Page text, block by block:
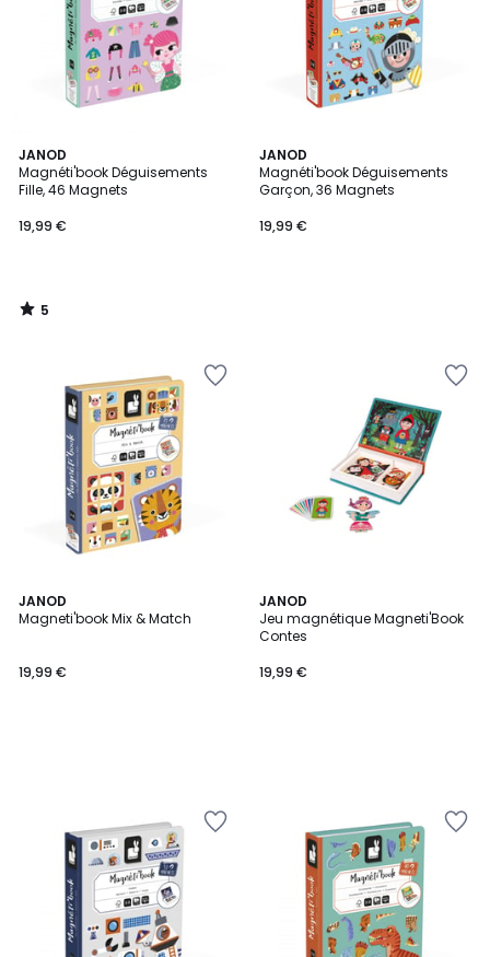
JANOD
Magnéti'book Déguisements
Fille, 46 Magnets
19,99 €
5
/
5
5
/
JANOD
Magnéti'book Déguisements
Garçon, 36 Magnets
19,99 €
JANOD
Magneti'book Mix & Match
19,99 €
JANOD
Jeu magnétique Magneti'Book
Contes
19,99 €